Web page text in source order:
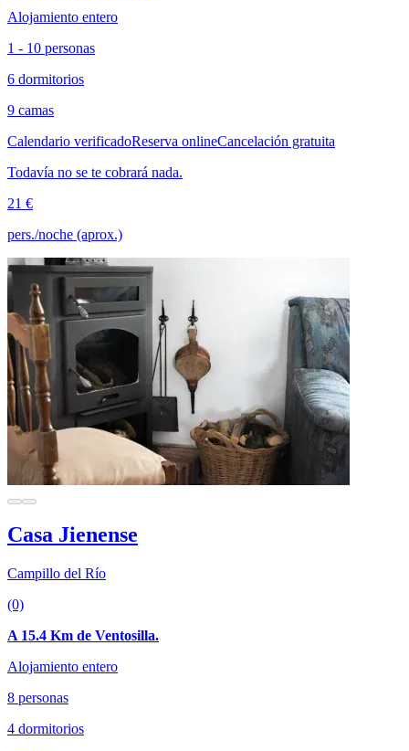
Alojamiento entero
1 - 10 personas
6 dormitorios
9 camas
Calendario verificadoReserva onlineCancelación gratuita
Todavía no se te cobrará nada.
21 €
pers./noche (aprox.)
Casa Jienense
Campillo del Río
(0)
A 15.4 Km de Ventosilla.
Alojamiento entero
8 personas
4 dormitorios